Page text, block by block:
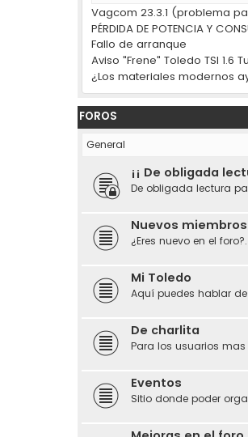
Vagcom 23.3.1 (problema
PÉRDIDA DE POTENCIA Y
Fallo de arranque
Aviso "Frene" Toledo TSI 1.6
FOROS
General
¡¡ De obligada
De obligada lectura
Nuevos miembros
¿Eres nuevo en el
Mi Toledo
Aquí puedes hablar
De charlita
Para los usuarios
Eventos
Sitio donde poder